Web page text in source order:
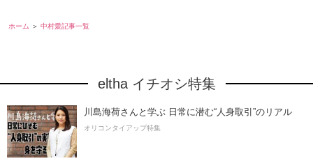
ホーム 中村愛記事一覧
eltha イチオシ特集
川島海荷さんと学ぶ 日常に潜む“人身取引”のリアル
オリコンタイアップ特集